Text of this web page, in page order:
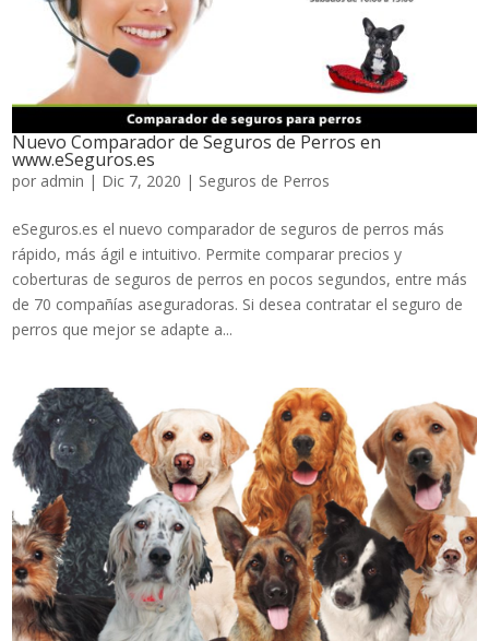
Nuevo Comparador de Seguros de Perros en
www.eSeguros.es
por admin | Dic 7, 2020 | Seguros de Perros
eSeguros.es el nuevo comparador de seguros de perros más
rápido, más ágil e intuitivo. Permite comparar precios y
coberturas de seguros de perros en pocos segundos, entre más
de 70 compañías aseguradoras. Si desea contratar el seguro de
perros que mejor se adapte a...